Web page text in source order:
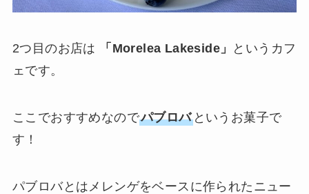
2つ目のお店は 「Morelea Lakeside」
というカフ
ェです。
ここでおすすめなのでパブロバというお菓子で
す！
パブロバとはメレンゲをベースに作られたニュー